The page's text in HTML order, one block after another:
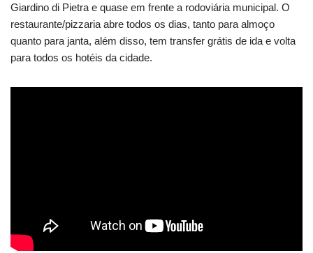
Giardino di Pietra e quase em frente a rodoviária municipal. O
restaurante/pizzaria abre todos os dias, tanto para almoço
quanto para janta, além disso, tem transfer grátis de ida e volta
para todos os hotéis da cidade.